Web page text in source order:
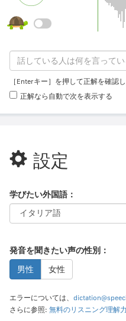
［Enterキー］を押して正解を確認
正解なら自動で次を表示する
設定
学びたい外国語：
発音を聞きたい声の性別：
男性
女性
エラーについては、
さらに参照: 無料のリスニング理解